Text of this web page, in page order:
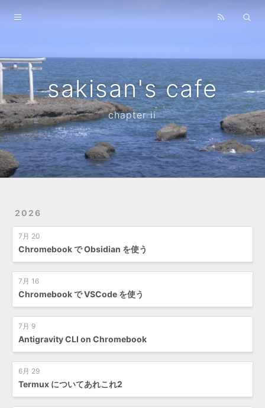
sakisan's cafe
chapter ii
2026
7月 20
Chromebook で Obsidian を使う
7月 16
Chromebook で VSCode を使う
7月 9
Antigravity CLI on Chromebook
6月 29
Termux についてあれこれ2
Home